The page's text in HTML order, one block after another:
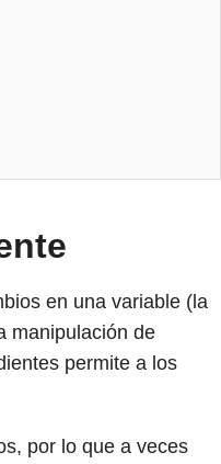
en una variable (la
manipulación de
permite a los
por lo que a veces